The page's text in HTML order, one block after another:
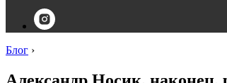
Блог ›